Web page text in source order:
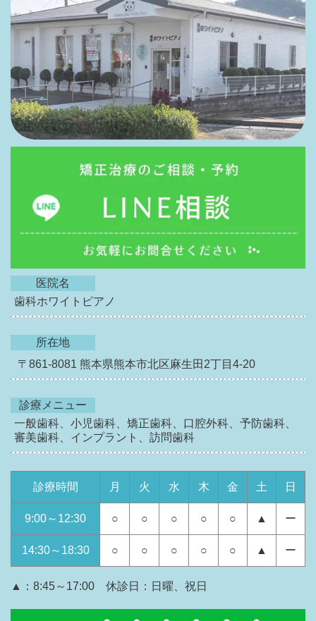
医院名
歯科ホワイトピアノ
所在地
〒861-8081 熊本県熊本市北区麻生田2丁目4-20
診療メニュー
一般歯科、小児歯科、矯正歯科、口腔外科、予防歯科、
審美歯科、インプラント、訪問歯科
診療時間 月 火 水 木 金 土 日
9:00～12:30 ○ ○ ○ ○ ○ ▲ ー
14:30～18:30 ○ ○ ○ ○ ○ ▲ ー
▲：8:45～17:00 休診日：日曜、祝日